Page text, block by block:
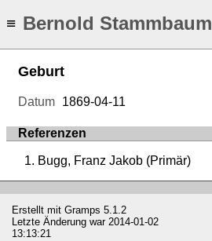
≡ Bernold Stammbaum
Geburt
Datum 1869-04-11
Referenzen
Bugg, Franz Jakob (Primär)
Erstellt mit Gramps 5.1.2
Letzte Änderung war 2014-01-02
13:13:21